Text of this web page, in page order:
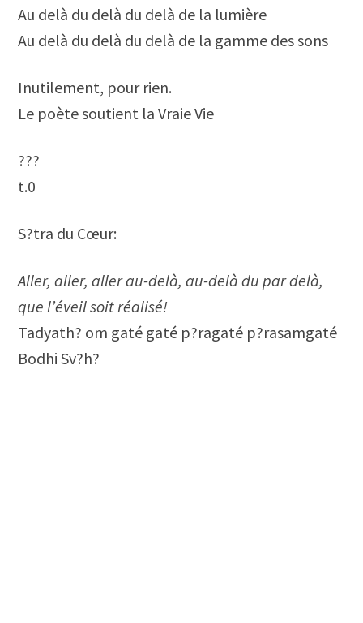
Au delà du delà du delà de la lumière
Au delà du delà du delà de la gamme des sons
Inutilement, pour rien.
Le poète soutient la Vraie Vie
???
t.0
S?tra du Cœur:
Aller, aller, aller au-delà, au-delà du par delà,
que l’éveil soit réalisé!
Tadyath? om gaté gaté p?ragaté p?rasamgaté
Bodhi Sv?h?